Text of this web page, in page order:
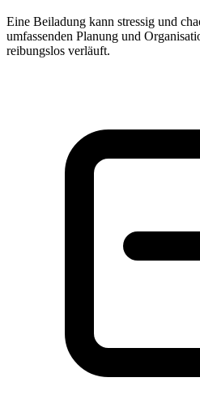
Eine Beiladung kann stressig und
umfassenden Planung und
reibungslos verläuft.